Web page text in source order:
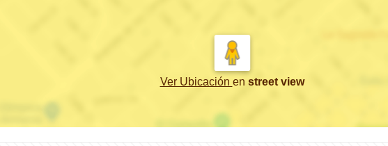
Ver Ubicación en street view